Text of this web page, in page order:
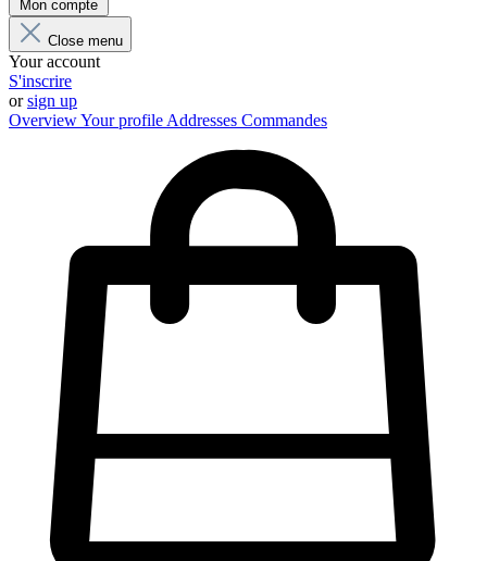
Mon compte
Close menu
Your account
S'inscrire
orsign up
OverviewYour profile Addresses Commandes